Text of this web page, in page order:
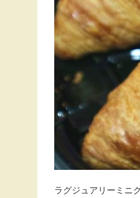
ラグジュアリーミニ